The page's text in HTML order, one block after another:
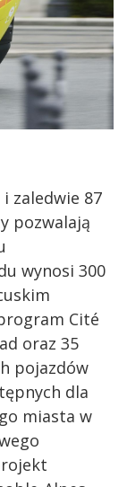
zaledwie 87
pozwalają
wynosi 300
Cité
oraz 35
pojazdów
dla
miasta w